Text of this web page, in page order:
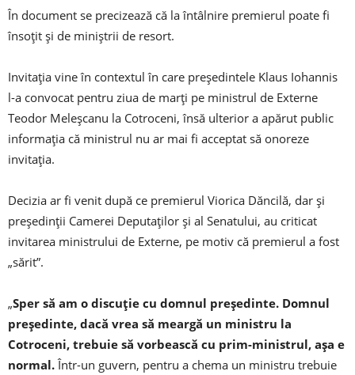
În document se precizează că la întâlnire premierul poate fi
însoţit şi de miniştrii de resort.
Invitaţia vine în contextul în care preşedintele Klaus Iohannis
l-a convocat pentru ziua de marţi pe ministrul de Externe
Teodor Meleşcanu la Cotroceni, însă ulterior a apărut public
informaţia că ministrul nu ar mai fi acceptat să onoreze
invitaţia.
Decizia ar fi venit după ce premierul Viorica Dăncilă, dar şi
preşedinţii Camerei Deputaţilor şi al Senatului, au criticat
invitarea ministrului de Externe, pe motiv că premierul a fost
„sărit”.
„Sper să am o discuţie cu domnul preşedinte. Domnul
preşedinte, dacă vrea să meargă un ministru la
Cotroceni, trebuie să vorbească cu prim-ministrul, aşa e
normal.Într-un guvern, pentru a chema un ministru trebuie